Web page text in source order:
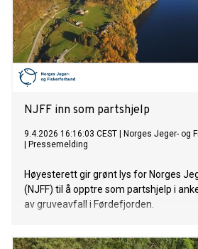
NJFF inn som partshjelp
9.4.2026 16:16:03 CEST
Norges Jeger- og
Pressemelding
Høyesterett gir grønt lys for Norges
(NJFF) til å opptre som partshjelp i
av gruveavfall i Førdefjorden.